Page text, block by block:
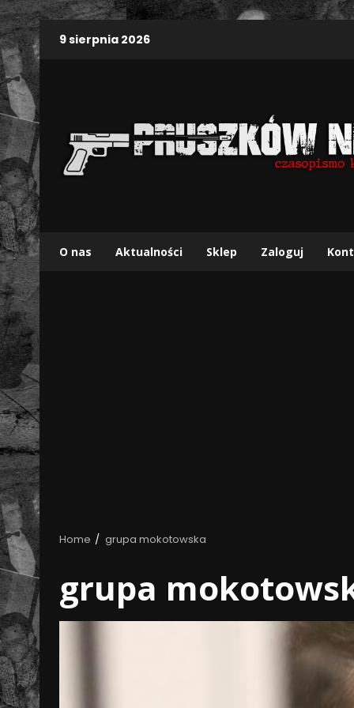
9 sierpnia 2026
O nas Aktualności Sklep Zaloguj
Home grupa mokotowska
grupa